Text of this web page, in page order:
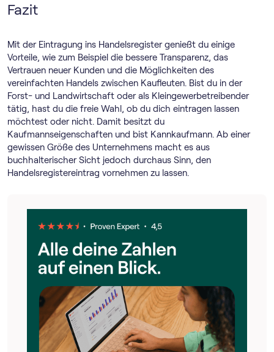
Fazit
Mit der Eintragung ins Handelsregister genießt du einige
Vorteile, wie zum Beispiel die bessere Transparenz, das
Vertrauen neuer Kunden und die Möglichkeiten des
vereinfachten Handels zwischen Kaufleuten. Bist du in der
Forst- und Landwirtschaft oder als Kleingewerbetreibender
tätig, hast du die freie Wahl, ob du dich eintragen lassen
möchtest oder nicht. Damit besitzt du
Kaufmannseigenschaften und bist Kannkaufmann. Ab einer
gewissen Größe des Unternehmens macht es aus
buchhalterischer Sicht jedoch durchaus Sinn, den
Handelsregistereintrag vornehmen zu lassen.